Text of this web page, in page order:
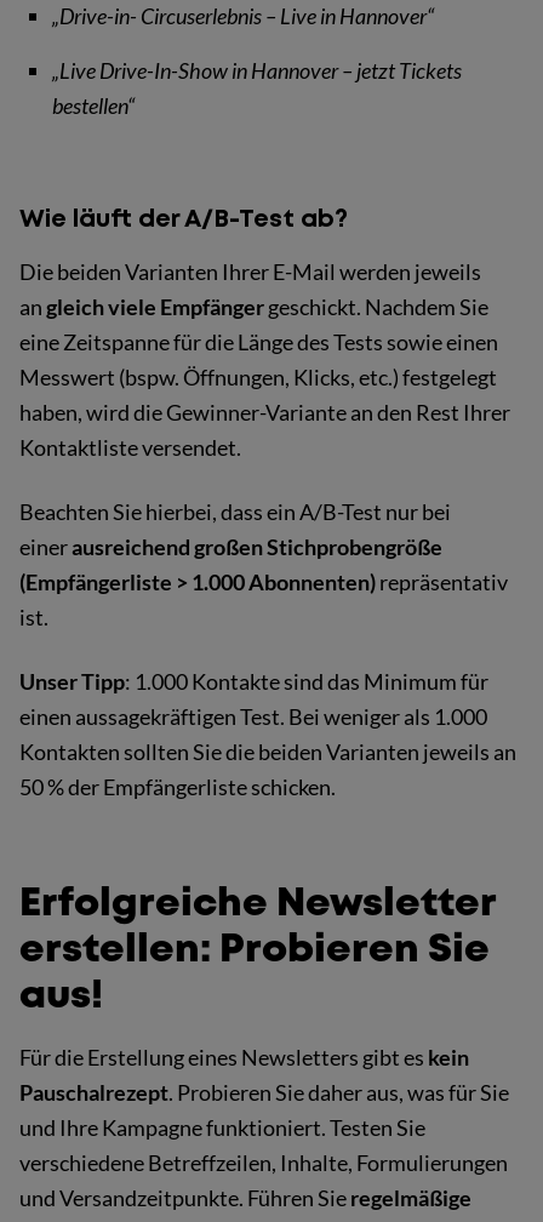
„Drive-in- Circuserlebnis – Live in Hannover“
„Live Drive-In-Show in Hannover – jetzt Tickets
bestellen“
Wie läuft der A/B-Test ab?
Die beiden Varianten Ihrer E-Mail werden jeweils
angleich viele Empfängergeschickt. Nachdem Sie
eine Zeitspanne für die Länge des Tests sowie einen
Messwert (bspw. Öffnungen, Klicks, etc.) festgelegt
haben, wird die Gewinner-Variante an den Rest Ihrer
Kontaktliste versendet.
Beachten Sie hierbei, dass ein A/B-Test nur bei
einerausreichend großen Stichprobengröße
(Empfängerliste > 1.000 Abonnenten)repräsentativ
ist.
Unser Tipp: 1.000 Kontakte sind das Minimum für
einen aussagekräftigen Test. Bei weniger als 1.000
Kontakten sollten Sie die beiden Varianten jeweils an
50 % der Empfängerliste schicken.
Erfolgreiche Newsletter
erstellen: Probieren Sie
aus!
Für die Erstellung eines Newsletters gibt es kein
Pauschalrezept. Probieren Sie daher aus, was für Sie
und Ihre Kampagne funktioniert. Testen Sie
verschiedene Betreffzeilen, Inhalte, Formulierungen
und Versandzeitpunkte. Führen Sieregelmäßige